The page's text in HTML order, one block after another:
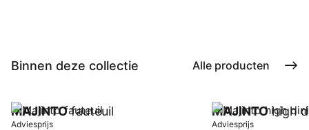
Binnen deze collectie Alle producten
MAJINTOfauteuil
Adviesprijs
MAJINTOhigh
Adviesprijs